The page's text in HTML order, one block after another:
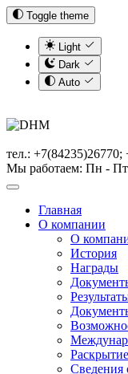
Toggle theme
Light
Dark
Auto
тел.:
Мы работаем: Пн -
Главная
О компании
О
История
Награды
Сведения